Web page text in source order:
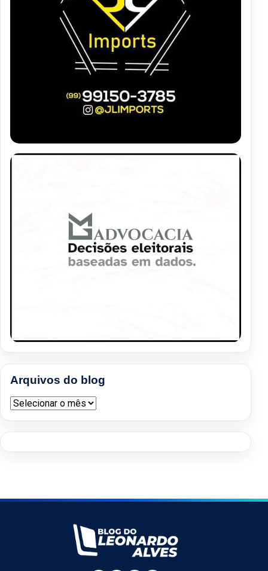
Arquivos do blog
Arquivos do blog